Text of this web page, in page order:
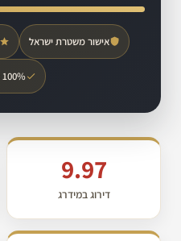
אישור משטרת ישראל
100% ממליצים
9.97
דירוג במידרג